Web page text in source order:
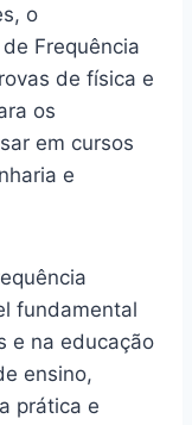
o
Frequência
de física e
os
em cursos
e
fundamental
e na educação
ensino,
prática e